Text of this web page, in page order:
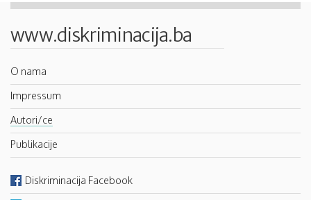
www.diskriminacija.ba
O nama
Impressum
Autori/ce
Publikacije
Diskriminacija Facebook